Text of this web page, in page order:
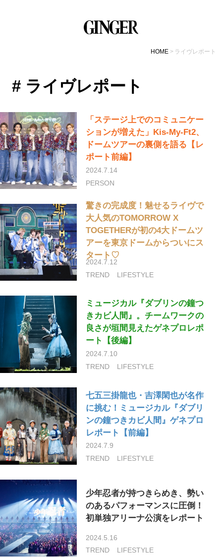
HOME ライヴレポート
# ライヴレポート
「ステージ上でのコミュニケー
ションが増えた」Kis-My-Ft2、
ドームツアーの裏側を語る【レ
ポート前編】
2024.7.14
PERSON
驚きの完成度！魅せるライヴで
大人気のTOMORROW X
TOGETHERが初の4大ドームツ
アーを東京ドームからついにス
タート♡
2024.7.12
TREND
LIFESTYLE
ミュージカル『ダブリンの鐘つ
きカビ人間』。チームワークの
良さが垣間見えたゲネプロレポ
ート【後編】
2024.7.10
TREND
LIFESTYLE
七五三掛龍也・吉澤閑也が名作
に挑む！ミュージカル『ダブリ
ンの鐘つきカビ人間』ゲネプロ
レポート【前編】
2024.7.9
TREND
LIFESTYLE
少年忍者が持つきらめき、勢い
のあるパフォーマンスに圧倒！
初単独アリーナ公演をレポート
2024.5.16
TREND
LIFESTYLE